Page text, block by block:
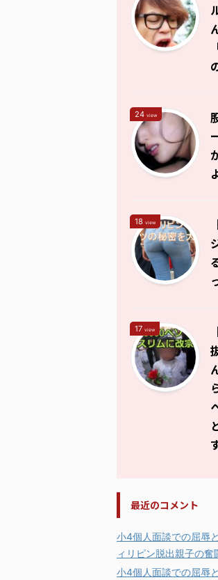
24 view
18 view
17 view
最近のコメント
小4個人面談での屈辱
ィリピン脱出親子の奮
小4個人面談での屈辱